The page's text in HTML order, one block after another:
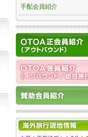
手配会員紹介